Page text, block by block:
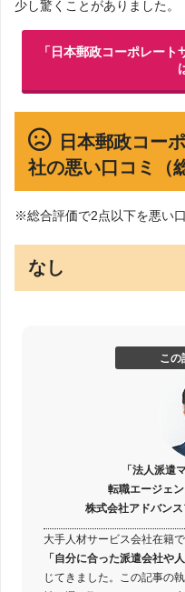
少し驚くことがありました。
「日本郵政コーポレー
日本郵政コー
社の悪い口コミ（
※総合評価で2点以下を悪い
なし
この
「法人派遣
転職エージェ
株式会社アドバン
大手人材サービス会社在籍
「自分に合った派遣会社や
じてきました。この記事の